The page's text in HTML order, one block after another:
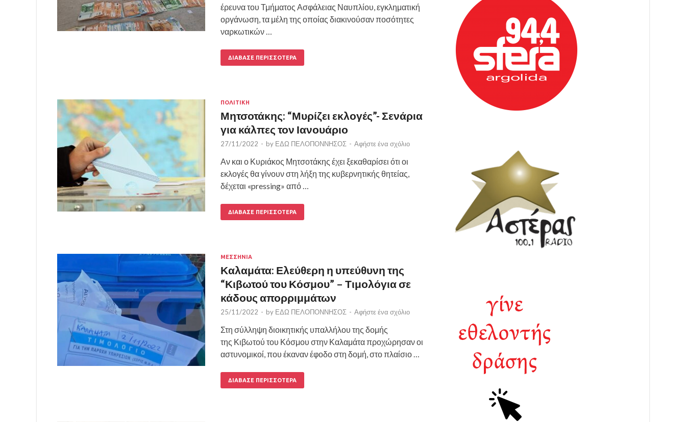
έρευνα του Τμήματος Ασφάλειας Ναυπλίου, εγκληματική
οργάνωση, τα μέλη της οποίας διακινούσαν ποσότητες
ναρκωτικών …
ΔΙΆΒΑΣΕ ΠΕΡΙΣΣΌΤΕΡΑ
ΠΟΛΙΤΙΚΗ
Μητσοτάκης: “Μυρίζει εκλογές”- Σενάρια
για κάλπες τον Ιανουάριο
27/11/2022 - by ΕΔΩ ΠΕΛΟΠΟΝΝΗΣΟΣ - Αφήστε ένα σχόλιο
Αν και ο Κυριάκος Μητσοτάκης έχει ξεκαθαρίσει ότι οι
εκλογές θα γίνουν στη λήξη της κυβερνητικής θητείας,
δέχεται «pressing» από …
ΔΙΆΒΑΣΕ ΠΕΡΙΣΣΌΤΕΡΑ
ΜΕΣΣΗΝΙΑ
Καλαμάτα: Ελεύθερη η υπεύθυνη της
“Κιβωτού του Κόσμου” – Τιμολόγια σε
κάδους απορριμμάτων
25/11/2022 - by ΕΔΩ ΠΕΛΟΠΟΝΝΗΣΟΣ - Αφήστε ένα σχόλιο
Στη σύλληψη διοικητικής υπαλλήλου της δομής
της Κιβωτού του Κόσμου στην Καλαμάτα προχώρησαν οι
αστυνομικοί, που έκαναν έφοδο στη δομή, στο πλαίσιο …
ΔΙΆΒΑΣΕ ΠΕΡΙΣΣΌΤΕΡΑ